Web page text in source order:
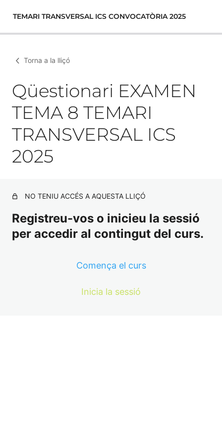
TEMARI TRANSVERSAL ICS CONVOCATÒRIA 2025
Torna a la lliçó
Qüestionari EXAMEN
TEMA 8 TEMARI
TRANSVERSAL ICS
2025
NO TENIU ACCÉS A AQUESTA LLIÇÓ
Registreu-vos o inicieu la sessió
per accedir al contingut del curs.
Comença el curs
Inicia la sessió